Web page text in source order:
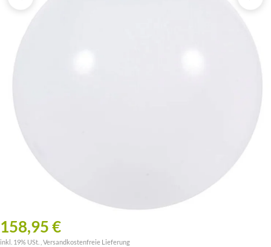
158,95 €
inkl. 19% USt. , Versandkostenfreie Lieferung